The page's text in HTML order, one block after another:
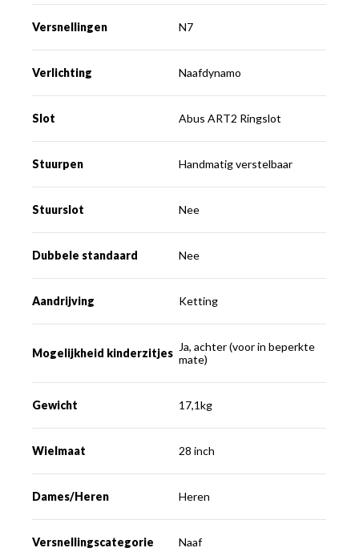
Versnellingen N7
Verlichting Naafdynamo
Slot Abus ART2 Ringslot
Stuurpen Handmatig verstelbaar
Stuurslot Nee
Dubbele standaard Nee
Aandrijving Ketting
Mogelijkheid kinderzitjes Ja, achter (voor in beperkte
mate)
Gewicht 17,1kg
Wielmaat 28 inch
Dames/Heren Heren
Versnellingscategorie Naaf